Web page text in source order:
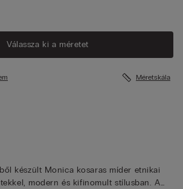
Válassza ki a méretet
Méretskála
készült Monica kosaras míder etnikai
modern és kifinomult stílusban. A